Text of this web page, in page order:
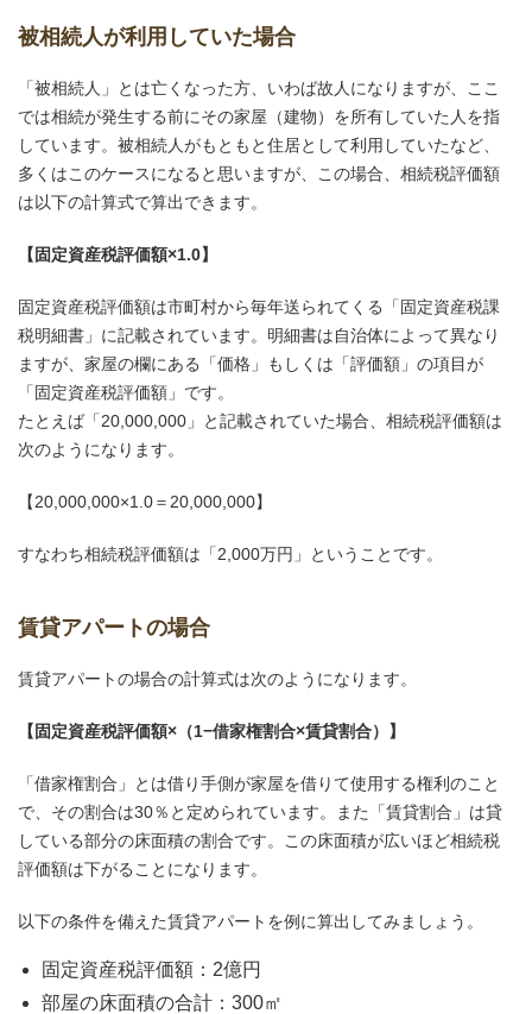
被相続人が利用していた場合
「被相続人」とは亡くなった方、いわば故人になりますが、ここ
では相続が発生する前にその家屋（建物）を所有していた人を指
しています。被相続人がもともと住居として利用していたなど、
多くはこのケースになると思いますが、この場合、相続税評価額
は以下の計算式で算出できます。
【固定資産税評価額×1.0】
固定資産税評価額は市町村から毎年送られてくる「固定資産税課
税明細書」に記載されています。明細書は自治体によって異なり
ますが、家屋の欄にある「価格」もしくは「評価額」の項目が
「固定資産税評価額」です。
たとえば「20,000,000」と記載されていた場合、相続税評価額は
次のようになります。
【20,000,000×1.0＝20,000,000】
すなわち相続税評価額は「2,000万円」ということです。
賃貸アパートの場合
賃貸アパートの場合の計算式は次のようになります。
【固定資産税評価額×（1−借家権割合×賃貸割合）】
「借家権割合」とは借り手側が家屋を借りて使用する権利のこと
で、その割合は30％と定められています。また「賃貸割合」は貸
している部分の床面積の割合です。この床面積が広いほど相続税
評価額は下がることになります。
以下の条件を備えた賃貸アパートを例に算出してみましょう。
固定資産税評価額：2億円
部屋の床面積の合計：300㎡